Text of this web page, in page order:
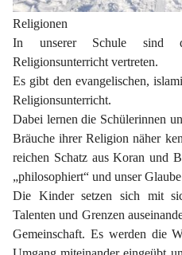
Religionen
In unserer Schule sind
Religionsunterricht vertreten.
Es gibt den evangelischen,
Religionsunterricht.
Dabei lernen die Schülerinnen
Bräuche ihrer Religion näher
reichen Schatz aus Koran und
„philosophiert“ und unser
Die Kinder setzen sich mit
Talenten und Grenzen
Gemeinschaft. Es werden die